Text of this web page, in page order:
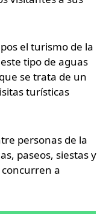
el turismo de la
tipo de aguas
se trata de un
turísticas
personas de la
paseos, siestas y
a